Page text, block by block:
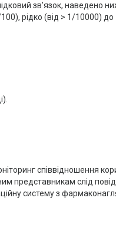
зв'язок, наведено
рідко (від > 1/10000)
співвідношення
представникам слід
систему з